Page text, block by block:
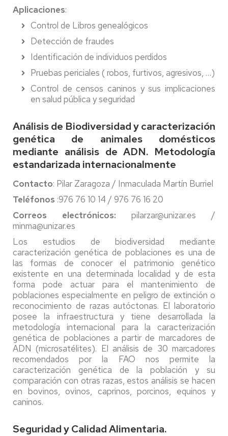
Aplicaciones:
Control de Libros genealógicos
Detección de fraudes
Identificación de individuos perdidos
Pruebas periciales ( robos, furtivos, agresivos, …)
Control de censos caninos y sus implicaciones
en salud pública y seguridad
Análisis de Biodiversidad y caracterización
genética de animales domésticos
mediante análisis de ADN. Metodología
estandarizada internacionalmente
Contacto: Pilar Zaragoza / Inmaculada Martín Burriel
Teléfonos :976 76 10 14 / 976 76 16 20
Correos electrónicos: pilarzar@unizar.es /
minma@unizar.es
Los estudios de biodiversidad mediante
caracterización genética de poblaciones es una de
las formas de conocer el patrimonio genético
existente en una determinada localidad y de esta
forma pode actuar para el mantenimiento de
poblaciones especialmente en peligro de extinción o
reconocimiento de razas autóctonas. El laboratorio
posee la infraestructura y tiene desarrollada la
metodología internacional para la caracterización
genética de poblaciones a partir de marcadores de
ADN (microsatélites). El análisis de 30 marcadores
recomendados por la FAO nos permite la
caracterización genética de la población y su
comparación con otras razas, estos análisis se hacen
en bovinos, ovinos, caprinos, porcinos, equinos y
caninos.
Seguridad y Calidad Alimentaria.